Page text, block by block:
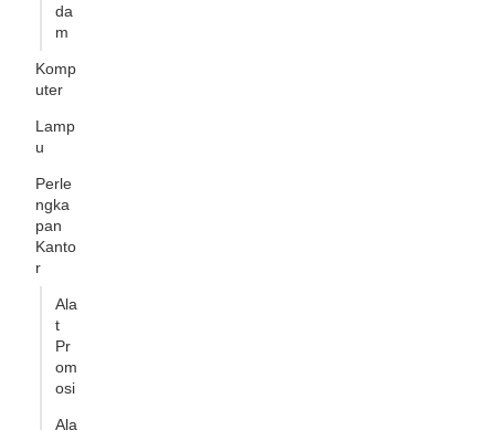
da
m
Komp
uter
Lamp
u
Perle
ngka
pan
Kanto
r
Ala
t
Pr
om
osi
Ala